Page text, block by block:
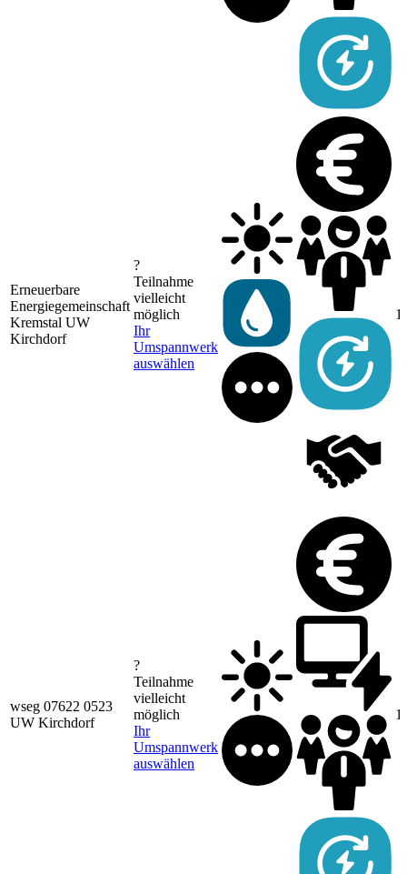
Erneuerbare
Energiegemeinschaft
Kremstal UW
Kirchdorf
?
Teilnahme
vielleicht
möglich
Ihr
Umspannwerk
auswählen
wseg 07622 0523
UW Kirchdorf
?
Teilnahme
vielleicht
möglich
Ihr
Umspannwerk
auswählen